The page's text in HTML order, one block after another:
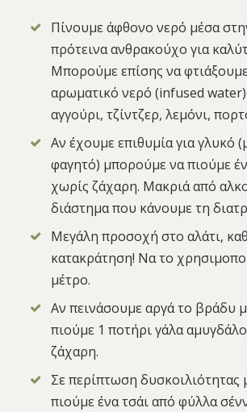
Πίνουμε άφθονο νερό μέσα
πρότεινα ανθρακούχο για
Μπορούμε επίσης να
αρωματικό νερό (infused
αγγούρι, τζίντζερ, λεμόνι,
Αν έχουμε επιθυμία για γλυκό
φαγητό) μπορούμε να πιούμε
χωρίς ζάχαρη. Μακριά από
διάστημα που κάνουμε τη
Μεγάλη προσοχή στο αλάτι,
κατακράτηση! Να το
μέτρο.
Αν πεινάσουμε αργά το βράδυ
πιούμε 1 ποτήρι γάλα
ζάχαρη.
Σε περίπτωση
πιούμε ένα τσάι από φύλλα